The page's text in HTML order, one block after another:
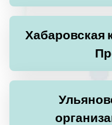
Хабаровская